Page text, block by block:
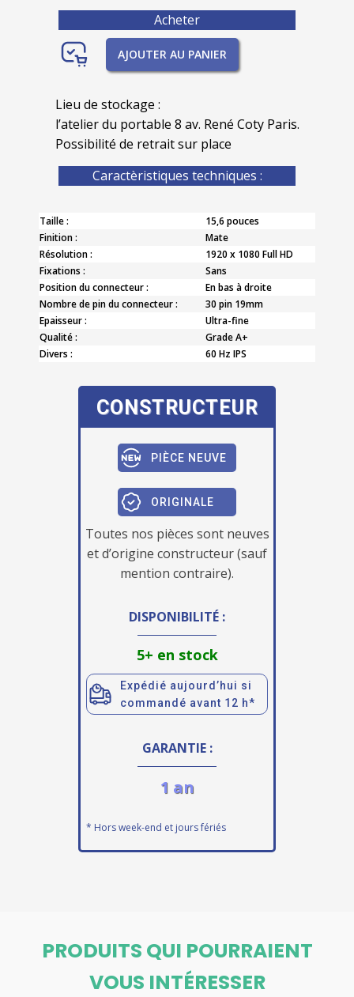
Acheter
AJOUTER AU PANIER
Lieu de stockage :
l’atelier du portable 8 av. René Coty Paris.
Possibilité de retrait sur place
Caractèristiques techniques :
Taille :
15,6 pouces
Finition :
Mate
Résolution :
1920 x 1080 Full HD
Fixations :
Sans
Position du connecteur :
En bas à droite
Nombre de pin du connecteur :
30 pin 19mm
Epaisseur :
Ultra-fine
Qualité :
Grade A+
Divers :
60 Hz IPS
CONSTRUCTEUR
PIÈCE NEUVE
ORIGINALE
Toutes nos pièces sont neuves
et d’origine constructeur (sauf
mention contraire).
DISPONIBILITÉ :
5+ en stock
Expédié aujourd’hui si
commandé avant 12 h*
GARANTIE :
1 an
* Hors week-end et jours fériés
PRODUITS QUI POURRAIENT
VOUS INTÉRESSER